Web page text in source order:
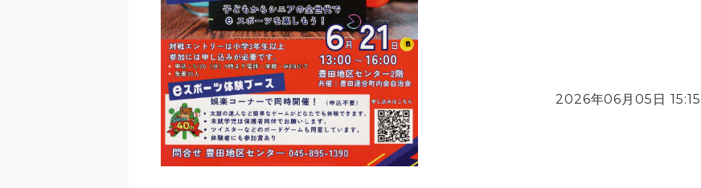
2026年06月05日 15:15